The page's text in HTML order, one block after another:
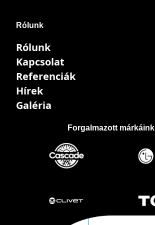
Rólunk
Rólunk
Kapcsolat
Referenciák
Hírek
Galéria
Forgalmazott márkáink